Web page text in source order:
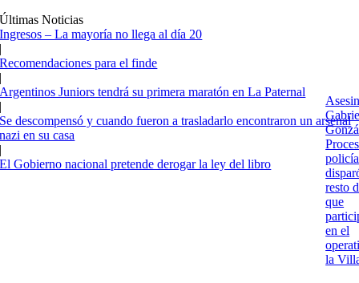
Últimas Noticias
Ingresos – La mayoría no llega al día 20
|
Recomendaciones para el finde
|
Argentinos Juniors tendrá su primera maratón en La Paternal
|
Se descompensó y cuando fueron a trasladarlo encontraron un arsenal
nazi en su casa
|
El Gobierno nacional pretende derogar la ley del libro
resto
que
en el
la